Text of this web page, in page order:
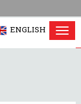
ENGLISH